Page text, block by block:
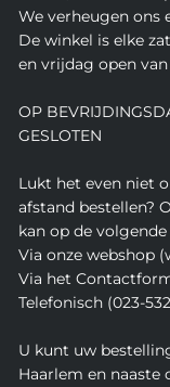
We verheugen ons
De winkel is elke
en vrijdag open
OP
GESLOTEN
Lukt het even niet
afstand bestellen?
kan op de
Via onze webshop
Via het
Telefonisch (023-
U kunt uw
Haarlem en